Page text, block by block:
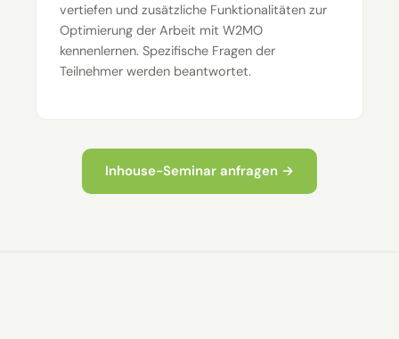
vertiefen und zusätzliche Funktionalitäten zur
Optimierung der Arbeit mit W2MO
kennenlernen. Spezifische Fragen der
Teilnehmer werden beantwortet.
Inhouse-Seminar anfragen →